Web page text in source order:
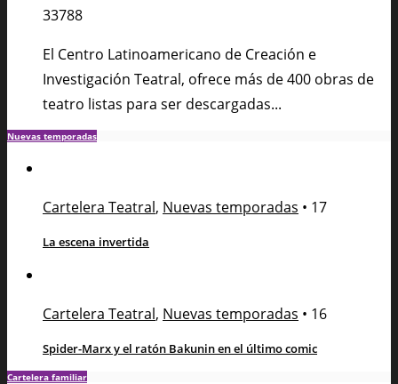
33788
El Centro Latinoamericano de Creación e
Investigación Teatral, ofrece más de 400 obras de
teatro listas para ser descargadas...
Nuevas temporadas
Cartelera Teatral, Nuevas temporadas • 17
La escena invertida
Cartelera Teatral, Nuevas temporadas • 16
Spider-Marx y el ratón Bakunin en el último comic
Cartelera familiar